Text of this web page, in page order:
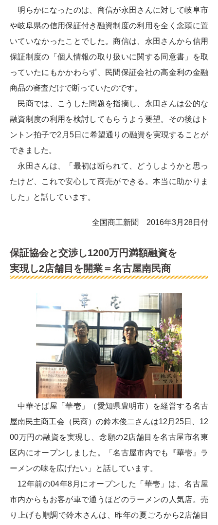
明らかになったのは、商信が永田さんに対して岐阜市
や岐阜県の信用保証付き融資制度の利用を全く念頭に置
いていなかったことでした。商信は、永田さんから信用
保証制度の「個人情報の取り扱いに関する同意書」を取
っていたにもかかわらず、民間保証会社の高金利の金融
商品の審査だけで断っていたのです。
民商では、こうした問題を指摘し、永田さんは公的な
融資制度の利用を検討してもらうよう要望。その後はト
ントン拍子で2月5日に希望通りの融資を実現することが
できました。
永田さんは、「最初は断られて、どうしようかと思っ
たけど、これで安心して商売ができる。本当に助かりま
した」と話しています。
全国商工新聞 2016年3月28日付
保証協会と交渉し1200万円満額融資を
実現し2店舗目を開業＝名古屋南民商
中華そば屋「華壱」（愛知県豊明市）を経営する名古
屋南民主商工会（民商）の鈴木俊二さんは12月25日、12
00万円の融資を実現し、念願の2店舗目を名古屋市名東
区内にオープンしました。「名古屋市内でも『華壱』ラ
ーメンの味を広げたい」と話しています。
12年前の04年8月にオープンした「華壱」は、名古屋
市内からもお客が車で通うほどのラーメンの人気店。売
り上げも順調で鈴木さんは、昨年の夏ごろから2店舗目